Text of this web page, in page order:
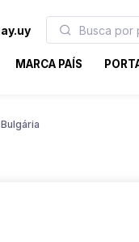
MARCA PAÍS
Bulgária